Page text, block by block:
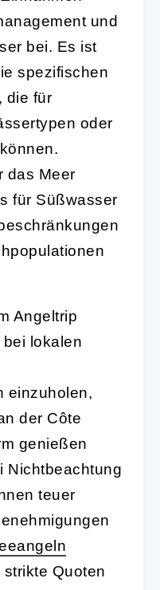
und
bei. Es ist
spezifischen
die für
oder
das Meer
für Süßwasser
Angeltrip
lokalen
einzuholen,
der Côte
genießen
Nichtbeachtung
teuer
Quoten